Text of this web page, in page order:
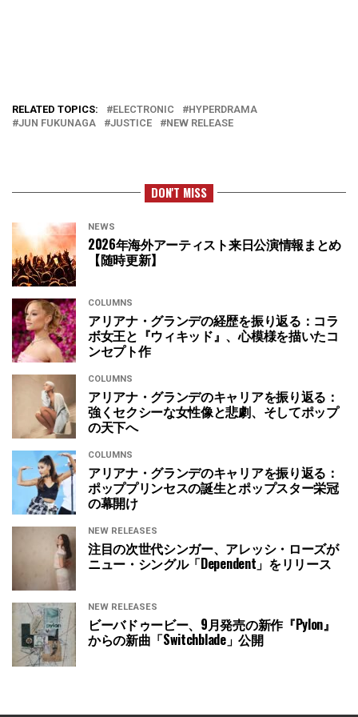
RELATED TOPICS: ELECTRONIC
HYPERDRAMA
JUN FUKUNAGA
JUSTICE NEW RELEASE
DON'T MISS
NEWS
2026年海外アーティスト来日公演情報まとめ
【随時更新】
COLUMNS
アリアナ・グランデの経歴を振り返る：コラ
ボ女王と『ウィキッド』、心模様を描いたコ
ンセプト作
COLUMNS
アリアナ・グランデのキャリアを振り返る：
強くセクシーな女性像と悲劇、そしてポップ
の天下へ
COLUMNS
アリアナ・グランデのキャリアを振り返る：
ポッププリンセスの誕生とポップスター栄冠
の幕開け
NEW RELEASES
注目の次世代シンガー、アレッシ・ローズが
ニュー・シングル「Dependent」をリリース
NEW RELEASES
ビーバドゥービー、9月発売の新作『Pylon』
からの新曲「Switchblade」公開